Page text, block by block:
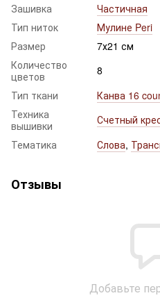
Зашивка
Частичная
Тип ниток
Мулине Peri
Размер
7х21 см
Количество
цветов
8
Тип ткани
Канва 16
Техника
вышивки
Счетный
Тематика
Слова,
Отзывы
Добавьте